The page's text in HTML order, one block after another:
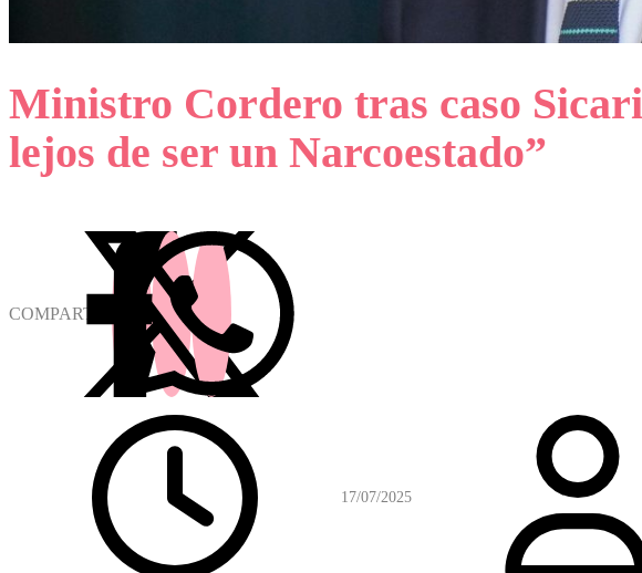
Ministro Cordero tras caso
lejos de ser un Narcoestado”
COMPARTIR
17/07/2025